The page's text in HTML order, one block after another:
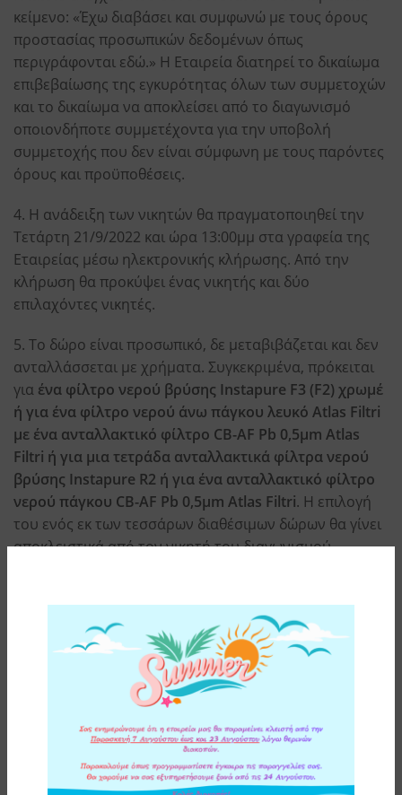
κείμενο: «Έχω διαβάσει και συμφωνώ με τους όρους
προστασίας προσωπικών δεδομένων όπως
περιγράφονται εδώ.» Η Εταιρεία διατηρεί το δικαίωμα
επιβεβαίωσης της εγκυρότητας όλων των συμμετοχών
και το δικαίωμα να αποκλείσει από το διαγωνισμό
οποιονδήποτε συμμετέχοντα για την υποβολή
συμμετοχής που δεν είναι σύμφωνη με τους παρόντες
όρους και προϋποθέσεις.
4. Η ανάδειξη των νικητών θα πραγματοποιηθεί την
Τετάρτη 21/9/2022 και ώρα 13:00μμ στα γραφεία της
Εταιρείας μέσω ηλεκτρονικής κλήρωσης. Από την
κλήρωση θα προκύψει ένας νικητής και δύο
επιλαχόντες νικητές.
5. Το δώρο είναι προσωπικό, δε μεταβιβάζεται και δεν
ανταλλάσσεται με χρήματα. Συγκεκριμένα, πρόκειται
για ένα φίλτρο νερού βρύσης Instapure F3 (F2) χρωμέ
ή για ένα φίλτρο νερού άνω πάγκου λευκό Atlas Filtri
με ένα ανταλλακτικό φίλτρο CB-AF Pb 0,5μm Atlas
Filtri ή για μια τετράδα ανταλλακτικά φίλτρα νερού
βρύσης Instapure R2 ή για ένα ανταλλακτικό φίλτρο
νερού πάγκου CB-AF Pb 0,5μm Atlas Filtri. Η επιλογή
του ενός εκ των τεσσάρων διαθέσιμων δώρων θα γίνει
αποκλειστικά από τον νικητή του διαγωνισμού.
τηλεφώνου για τον τρόπο παραλαβής του δώρου του.
Αν δεν απαντήσει-αποδεχθεί το δώρο εντός πέντε (5)
εργάσιμων ημερών, χάνει το δικαίωμα σε αυτό και θα
ειδοποιηθεί ο πρώτος επιλαχών κ.ο.κ.
ημερομηνίας, της ώρας και του τόπου διεξαγωγής της
κλήρωσης ή ακόμη και να ματαιώσει το διαγωνισμό
υπό την προϋπόθεση ότι θα ανακοινώσει κάθε σχετική